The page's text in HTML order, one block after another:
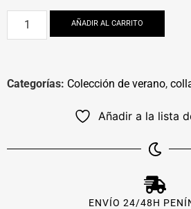
AÑADIR AL CARRITO
Categorías: Colección de verano,
Añadir a la lista
ENVÍO 24/48H